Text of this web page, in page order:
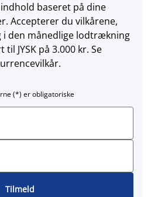
baseret på dine
Accepterer du vilkårene,
i den månedlige lodtrækning
JYSK på 3.000 kr. Se
(*) er obligatoriske
Tilmeld